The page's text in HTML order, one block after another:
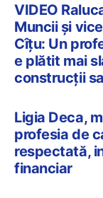
VIDEO
Muncii și
Cîțu: Un
e plătit mai
construcții
Ligia Deca,
profesia de
respectată,
financiar